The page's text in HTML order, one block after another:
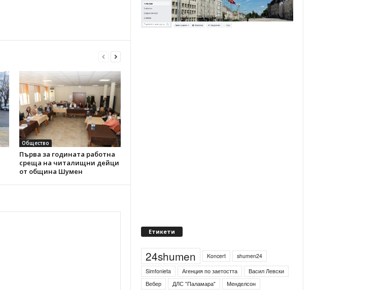
Общество
Първа за годината работна
среща на читалищни дейци
от община Шумен
Етикети
24shumen Koncert
shumen24
Simfonieta
Агенция по заетостта
Васил Левски
Вебер
ДЛС "Паламара"
Менделсон